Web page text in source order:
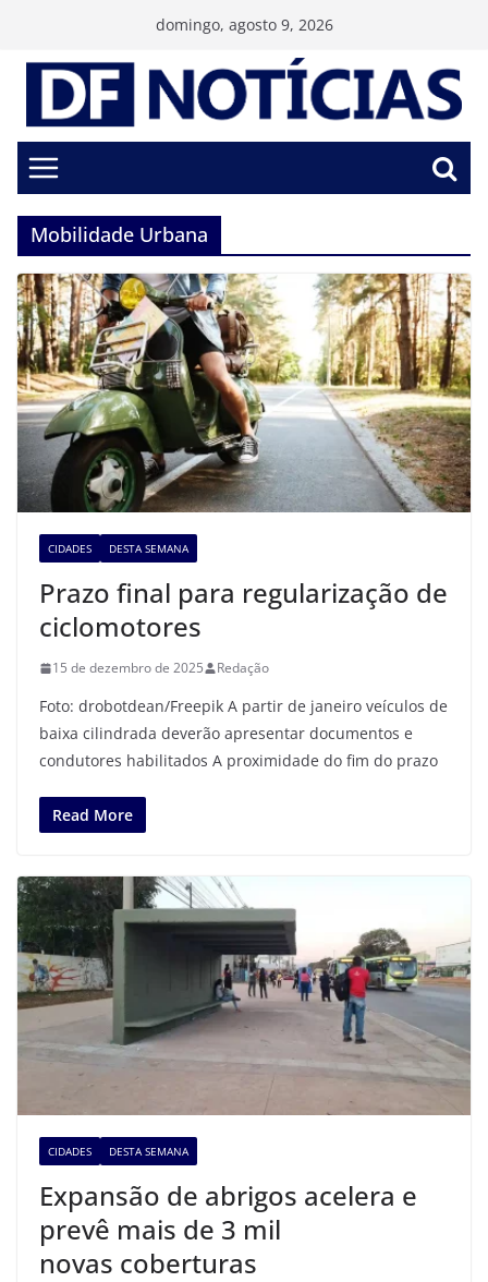
conteúdo
domingo, agosto 9, 2026
Mobilidade Urbana
CIDADES DESTA SEMANA
Prazo final para regularização de
ciclomotores
15 de dezembro de 2025 Redação
Foto: drobotdean/Freepik A partir de janeiro veículos de
baixa cilindrada deverão apresentar documentos e
condutores habilitados A proximidade do fim do prazo
Read More
CIDADES DESTA SEMANA
Expansão de abrigos acelera e
prevê mais de 3 mil
novas coberturas